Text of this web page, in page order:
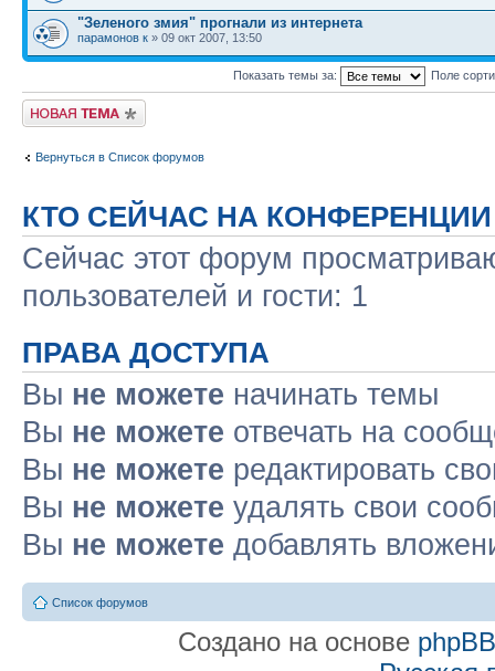
"Зеленого змия" прогнали из интернета
парамонов к » 09 окт 2007, 13:50
Показать темы за: Поле
Новая тема
Вернуться в Список форумов
КТО СЕЙЧАС НА КОНФЕРЕНЦИИ
Сейчас этот форум
пользователей и гости: 1
ПРАВА ДОСТУПА
Вы не можете начинать темы
Вы не можете отвечать на
Вы не можете редактировать
Вы не можете удалять свои
Вы не можете добавлять
Список форумов
Создано на основе phpBB